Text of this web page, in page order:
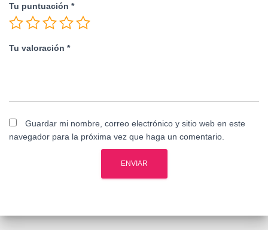
Tu puntuación *
Tu valoración *
Guardar mi nombre, correo electrónico y sitio web en este
navegador para la próxima vez que haga un comentario.